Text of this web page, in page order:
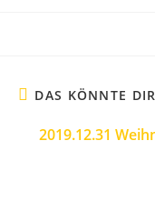
DAS KÖNNTE
2019.12.31